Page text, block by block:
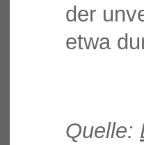
der
etwa
Quelle: